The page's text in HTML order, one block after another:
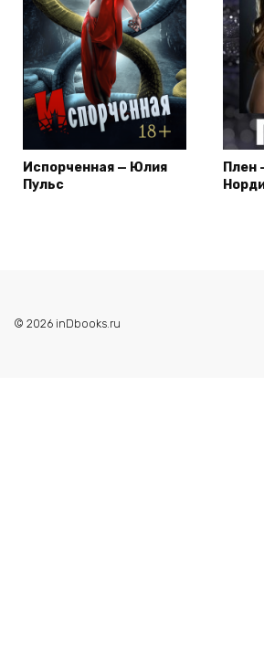
Испорченная — Юлия
Пульс
Плен
© 2026 inDbooks.ru